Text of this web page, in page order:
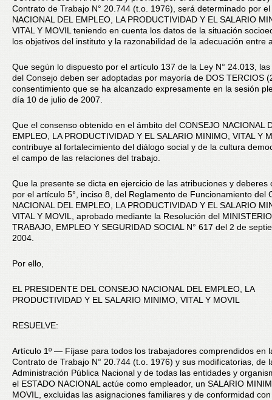
Contrato de Trabajo N° 20.744 (t.o. 1976), será determinado por el
NACIONAL DEL EMPLEO, LA PRODUCTIVIDAD Y EL SALARIO
VITAL Y MOVIL teniendo en cuenta los datos de la situación
los objetivos del instituto y la razonabilidad de la adecuación entre
Que según lo dispuesto por el artículo 137 de la Ley N° 24.013,
del Consejo deben ser adoptadas por mayoría de DOS TERCIOS
consentimiento que se ha alcanzado expresamente en la sesión
día 10 de julio de 2007.
Que el consenso obtenido en el ámbito del CONSEJO NACIONAL
EMPLEO, LA PRODUCTIVIDAD Y EL SALARIO MINIMO, VITAL Y
contribuye al fortalecimiento del diálogo social y de la cultura
el campo de las relaciones del trabajo.
Que la presente se dicta en ejercicio de las atribuciones y deberes
por el artículo 5°, inciso 8, del Reglamento de Funcionamiento del
NACIONAL DEL EMPLEO, LA PRODUCTIVIDAD Y EL SALARIO
VITAL Y MOVIL, aprobado mediante la Resolución del
TRABAJO, EMPLEO Y SEGURIDAD SOCIAL N° 617 del 2 de
2004.
Por ello,
EL PRESIDENTE DEL CONSEJO NACIONAL DEL EMPLEO, LA
PRODUCTIVIDAD Y EL SALARIO MINIMO, VITAL Y MOVIL
RESUELVE:
Artículo 1º — Fíjase para todos los trabajadores comprendidos en
Contrato de Trabajo N° 20.744 (t.o. 1976) y sus modificatorias, de
Administración Pública Nacional y de todas las entidades y
el ESTADO NACIONAL actúe como empleador, un SALARIO
MOVIL, excluidas las asignaciones familiares y de conformidad